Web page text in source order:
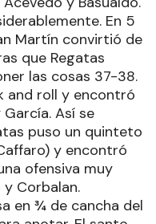
En 5
Martín convirtió de
que Regatas
las cosas 37-38.
and roll y encontró
Así se
puso un quinteto
y encontró
ofensiva muy
Corbalan.
en ¾ de cancha del